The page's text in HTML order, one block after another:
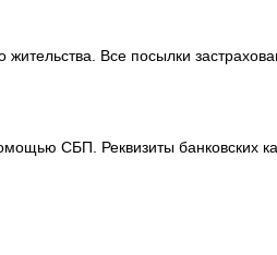
Все посылки
СБП. Реквизиты банковских